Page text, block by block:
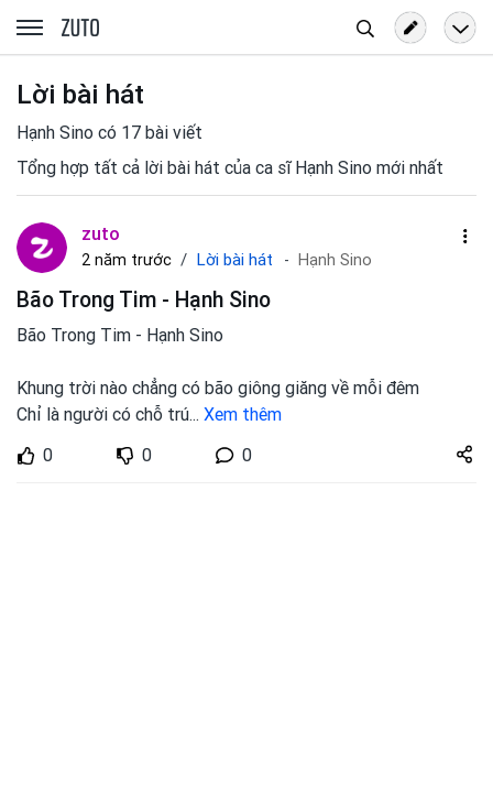
zuto.vn
kiếm
Lời bài hát
Hạnh Sino có 17 bài viết
Tổng hợp tất cả lời bài hát của ca sĩ Hạnh Sino mới nhất
zuto
2 năm trước Lời bài hát Hạnh Sino
Bão Trong Tim - Hạnh Sino
Bão Trong Tim - Hạnh Sino
Khung trời nào chẳng có bão giông giăng về mỗi đêm
Chỉ là người có chỗ trú... Xem thêm
0
0 0
Share
zuto.vn